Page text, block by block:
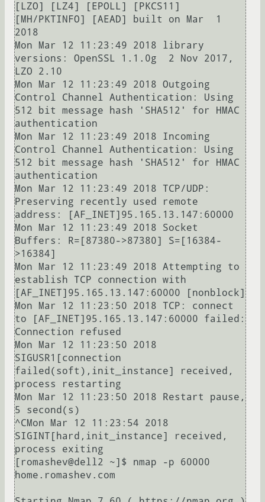
[LZO] [LZ4] [EPOLL] [PKCS11]
[MH/PKTINFO] [AEAD] built on Mar  1
2018
Mon Mar 12 11:23:49 2018 library
versions: OpenSSL 1.1.0g  2 Nov 2017,
LZO 2.10
Mon Mar 12 11:23:49 2018 Outgoing
Control Channel Authentication: Using
512 bit message hash 'SHA512' for HMAC
authentication
Mon Mar 12 11:23:49 2018 Incoming
Control Channel Authentication: Using
512 bit message hash 'SHA512' for HMAC
authentication
Mon Mar 12 11:23:49 2018 TCP/UDP:
Preserving recently used remote
address: [AF_INET]95.165.13.147:60000
Mon Mar 12 11:23:49 2018 Socket
Buffers: R=[87380->87380] S=[16384-
>16384]
Mon Mar 12 11:23:49 2018 Attempting to
establish TCP connection with
[AF_INET]95.165.13.147:60000 [nonblock]
Mon Mar 12 11:23:50 2018 TCP: connect
to [AF_INET]95.165.13.147:60000 failed:
Connection refused
Mon Mar 12 11:23:50 2018
SIGUSR1[connection
failed(soft),init_instance] received,
process restarting
Mon Mar 12 11:23:50 2018 Restart pause,
5 second(s)
^CMon Mar 12 11:23:54 2018
SIGINT[hard,init_instance] received,
process exiting
[romashev@dell2 ~]$ nmap -p 60000
home.romashev.com